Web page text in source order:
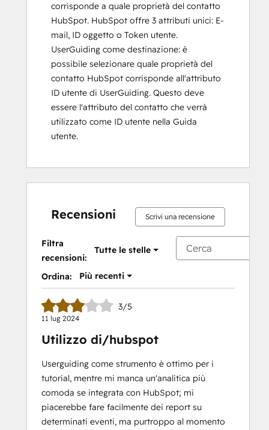
corrisponde a quale proprietà del contatto
HubSpot. HubSpot offre 3 attributi unici: E-
mail, ID oggetto o Token utente.
UserGuiding come destinazione: è
possibile selezionare quale proprietà del
contatto HubSpot corrisponde all'attributo
ID utente di UserGuiding. Questo deve
essere l'attributo del contatto che verrà
utilizzato come ID utente nella Guida
utente.
Recensioni Scrivi una recensione
Filtra
recensioni:
Tutte le stelle
Ordina: Più recenti
3/5
11 lug 2024
Utilizzo di/hubspot
Userguiding come strumento è ottimo per i
tutorial, mentre mi manca un'analitica più
comoda se integrata con HubSpot; mi
piacerebbe fare facilmente dei report su
determinati eventi, ma purtroppo al momento